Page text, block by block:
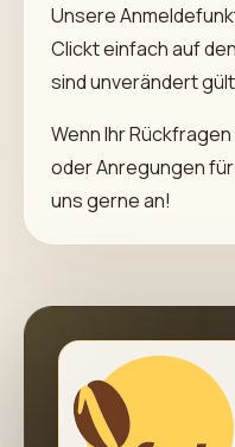
Unsere
Clickt einfach auf
sind unverändert
Wenn Ihr
oder Anregungen
uns gerne an!